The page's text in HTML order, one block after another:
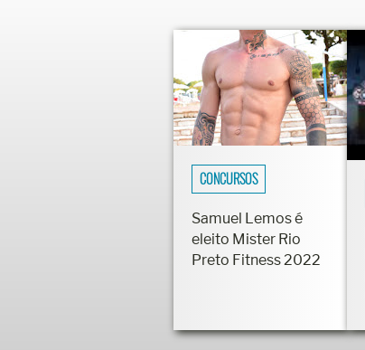
CONCURSOS
Samuel Lemos é
eleito Mister Rio
Preto Fitness 2022